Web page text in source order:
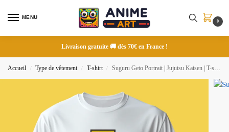
MENU
0
Livraison gratuite 🚚 dès 70€ en France !
Accueil / Type de vêtement / T-shirt / Suguru Geto Portrait | Jujutsu Kaisen | T-shirt brodé